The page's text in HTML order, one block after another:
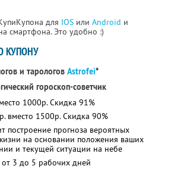
для IOS или Android и
смартфона. Это удобно :)
КУПОНУ
и тарологов Astrofei*
гороскоп-советчик
1000р. Скидка 91%
вместо 1500р. Скидка 90%
построение прогноза вероятных
на основании положения ваших
и текущей ситуации на небе
3 до 5 рабочих дней